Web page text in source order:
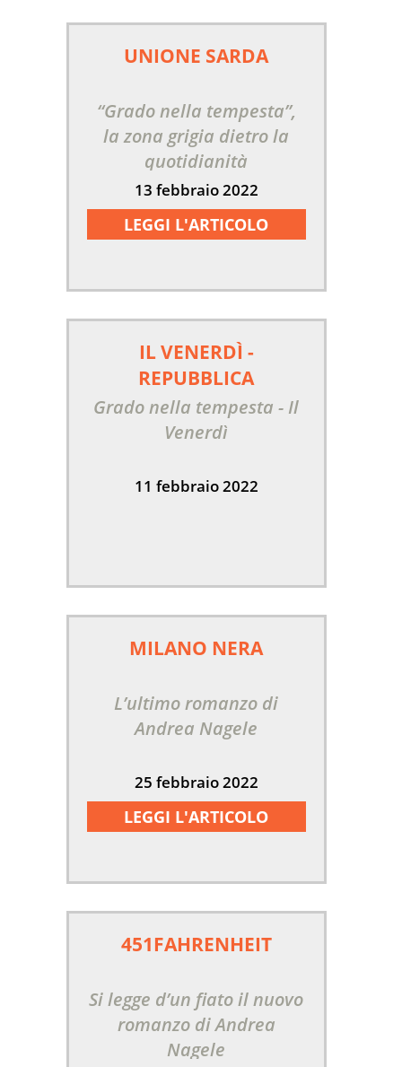
UNIONE SARDA
“Grado nella tempesta”,
la zona grigia dietro la
quotidianità
13 febbraio 2022
LEGGI L'ARTICOLO
IL VENERDÌ -
REPUBBLICA
Grado nella tempesta - Il
Venerdì
11 febbraio 2022
MILANO NERA
L’ultimo romanzo di
Andrea Nagele
25 febbraio 2022
LEGGI L'ARTICOLO
451FAHRENHEIT
Si legge d’un fiato il nuovo
romanzo di Andrea
Nagele